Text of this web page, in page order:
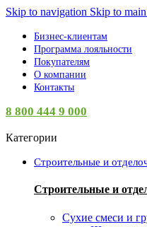
Skip to navigation Skip to
Бизнес-клиентам
Программа лояльности
Покупателям
О компании
Контакты
8 800 444 9 000
Категории
Строительные и
Строительные и
Сухие смеси и